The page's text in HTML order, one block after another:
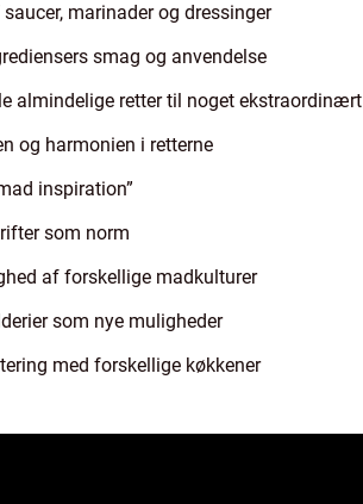
marinader og dressinger
smag og anvendelse
almindelige retter til noget ekstraordinært
og harmonien i retterne
inspiration”
som norm
af forskellige madkulturer
som nye muligheder
med forskellige køkkener